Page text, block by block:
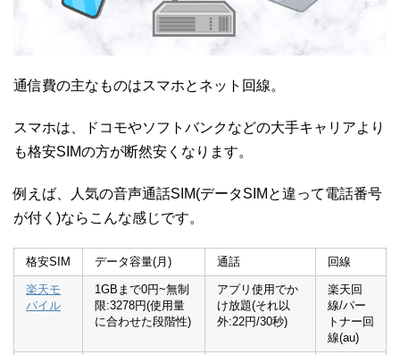
通信費の主なものはスマホとネット回線。
スマホは、ドコモやソフトバンクなどの大手キャリアより
も格安SIMの方が断然安くなります。
例えば、人気の音声通話SIM(データSIMと違って電話番号
が付く)ならこんな感じです。
格安SIM データ容量(月) 通話 回線
楽天モ
バイル
1GBまで0円~無制
限:3278円(使用量
に合わせた段階性)
アプリ使用でか
け放題(それ以
外:22円/30秒)
楽天回
線/パー
トナー回
線(au)